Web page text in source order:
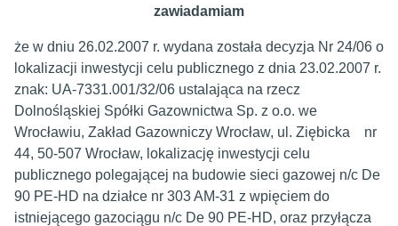
zawiadamiam
że w dniu 26.02.2007 r. wydana została decyzja Nr 24/06 o
lokalizacji inwestycji celu publicznego z dnia 23.02.2007 r.
znak: UA-7331.001/32/06 ustalająca na rzecz
Dolnośląskiej Spółki Gazownictwa Sp. z o.o. we
Wrocławiu, Zakład Gazowniczy Wrocław, ul. Ziębicka nr
44, 50-507 Wrocław, lokalizację inwestycji celu
publicznego polegającej na budowie sieci gazowej n/c De
90 PE-HD na działce nr 303 AM-31 z wpięciem do
istniejącego gazociągu n/c De 90 PE-HD, oraz przyłącza